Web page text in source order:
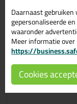
Daarnaast
gepersonaliseerde
waaronder
Meer informatie over
https://
Cookies